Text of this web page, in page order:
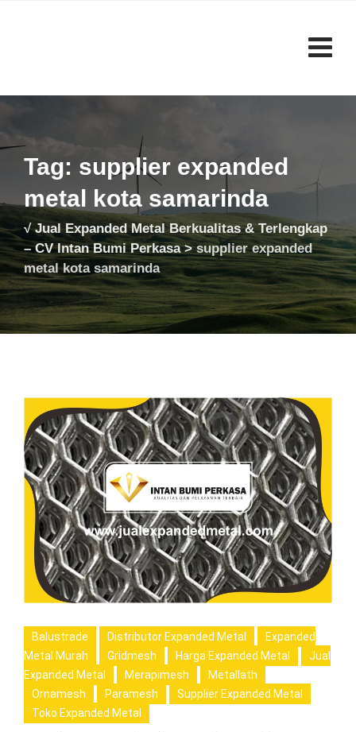
Tag: supplier expanded
metal kota samarinda
√ Jual Expanded Metal Berkualitas & Terlengkap
– CV Intan Bumi Perkasa>supplier expanded
metal kota samarinda
Balustrade Distributor Expanded Metal
Expanded
Metal Murah
Gridmesh Harga Expanded Metal
Jual
Expanded Metal
Merapimesh
Metallath
Ornamesh
Paramesh
Supplier Expanded Metal
Toko Expanded Metal